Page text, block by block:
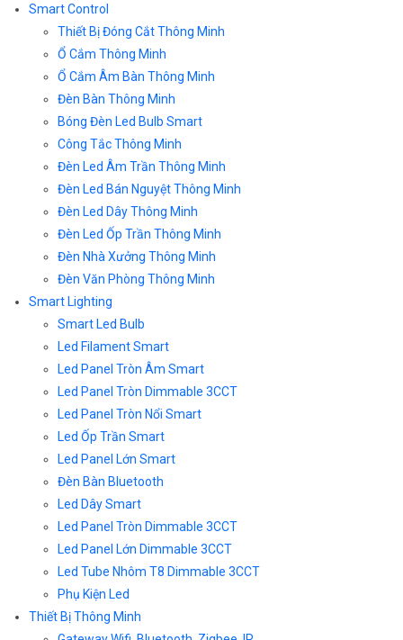
Smart Control
Thiết Bị Đóng Cắt Thông Minh
Ổ Cắm Thông Minh
Ổ Cắm Âm Bàn Thông Minh
Đèn Bàn Thông Minh
Bóng Đèn Led Bulb Smart
Công Tắc Thông Minh
Đèn Led Âm Trần Thông Minh
Đèn Led Bán Nguyệt Thông Minh
Đèn Led Dây Thông Minh
Đèn Led Ốp Trần Thông Minh
Đèn Nhà Xưởng Thông Minh
Đèn Văn Phòng Thông Minh
Smart Lighting
Smart Led Bulb
Led Filament Smart
Led Panel Tròn Âm Smart
Led Panel Tròn Dimmable 3CCT
Led Panel Tròn Nổi Smart
Led Ốp Trần Smart
Led Panel Lớn Smart
Đèn Bàn Bluetooth
Led Dây Smart
Led Panel Tròn Dimmable 3CCT
Led Panel Lớn Dimmable 3CCT
Led Tube Nhôm T8 Dimmable 3CCT
Phụ Kiện Led
Thiết Bị Thông Minh